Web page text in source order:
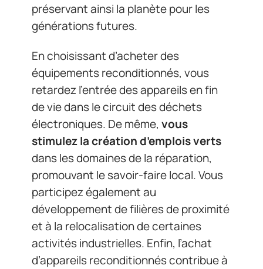
préservant ainsi la planète pour les
générations futures.
En choisissant d’acheter des
équipements reconditionnés, vous
retardez l’entrée des appareils en fin
de vie dans le circuit des déchets
électroniques. De même, vous
stimulez la création d’emplois verts
dans les domaines de la réparation,
promouvant le savoir-faire local. Vous
participez également au
développement de filières de proximité
et à la relocalisation de certaines
activités industrielles. Enfin, l’achat
d’appareils reconditionnés contribue à